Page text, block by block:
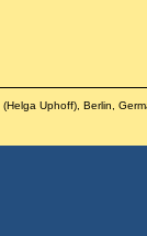
(Helga Uphoff), Berlin,